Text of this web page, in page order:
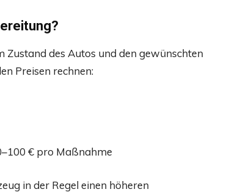
des Autos und den gewünschten
Preisen rechnen:
€ pro Maßnahme
in der Regel einen höheren